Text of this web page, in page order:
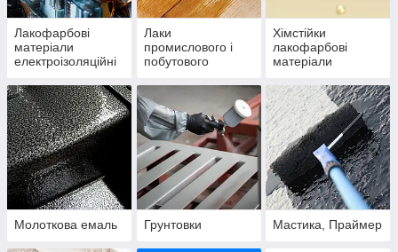
Лакофарбові
матеріали
електроізоляційні
Лаки
промислового і
побутового
Хімстійки
лакофарбові
матеріали
Молоткова емаль Грунтовки Мастика, Праймер